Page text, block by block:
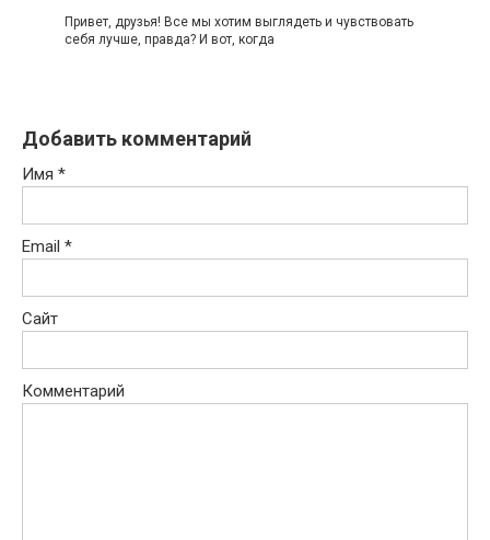
Привет, друзья! Все мы хотим выглядеть и чувствовать
себя лучше, правда? И вот, когда
Добавить комментарий
Имя *
Email *
Сайт
Комментарий